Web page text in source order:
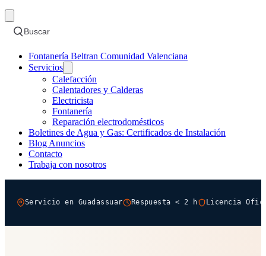
Buscar
Fontanería Beltran Comunidad Valenciana
Servicios
Calefacción
Calentadores y Calderas
Electricista
Fontanería
Reparación electrodomésticos
Boletines de Agua y Gas: Certificados de Instalación
Blog Anuncios
Contacto
Trabaja con nosotros
Servicio en Guadassuar Respuesta < 2 h Licencia